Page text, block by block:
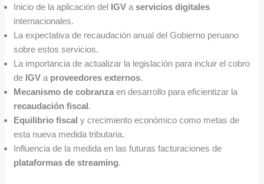
Inicio de la aplicación del IGV aservicios digitales
internacionales.
La expectativa de recaudación anual del Gobierno peruano
sobre estos servicios.
La importancia de actualizar la legislación para incluir el cobro
de IGV a proveedores externos.
Mecanismo de cobranza en desarrollo para eficientizar la
recaudación fiscal.
Equilibrio fiscal y crecimiento económico como metas de
esta nueva medida tributaria.
Influencia de la medida en las futuras facturaciones de
plataformas de streaming.